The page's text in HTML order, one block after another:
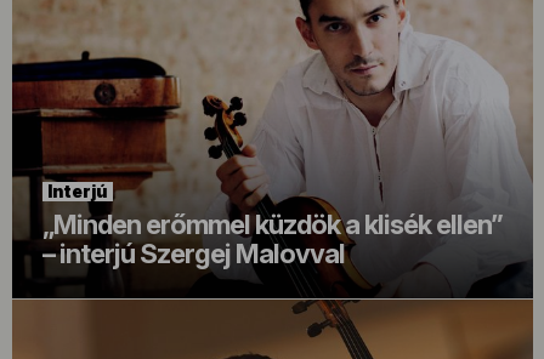
Interjú
„Minden erőmmel küzdök a klisék ellen”
– interjú Szergej Malovval